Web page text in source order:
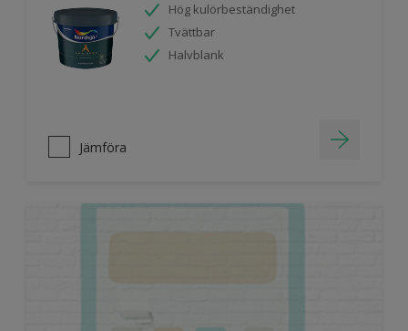
Hög kulörbeständighet
Tvättbar
Halvblank
Jämföra